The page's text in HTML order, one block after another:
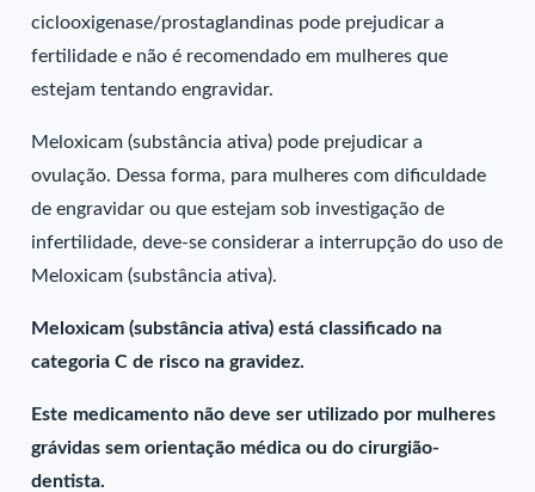
ciclooxigenase/prostaglandinas pode prejudicar a
fertilidade e não é recomendado em mulheres que
estejam tentando engravidar.
Meloxicam (substância ativa) pode prejudicar a
ovulação. Dessa forma, para mulheres com dificuldade
de engravidar ou que estejam sob investigação de
infertilidade, deve-se considerar a interrupção do uso de
Meloxicam (substância ativa).
Meloxicam (substância ativa) está classificado na
categoria C de risco na gravidez.
Este medicamento não deve ser utilizado por mulheres
grávidas sem orientação médica ou do cirurgião-
dentista.